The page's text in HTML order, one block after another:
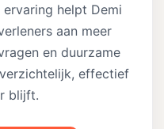
helpt Demi
aan meer
en duurzame
effectief
blijft.